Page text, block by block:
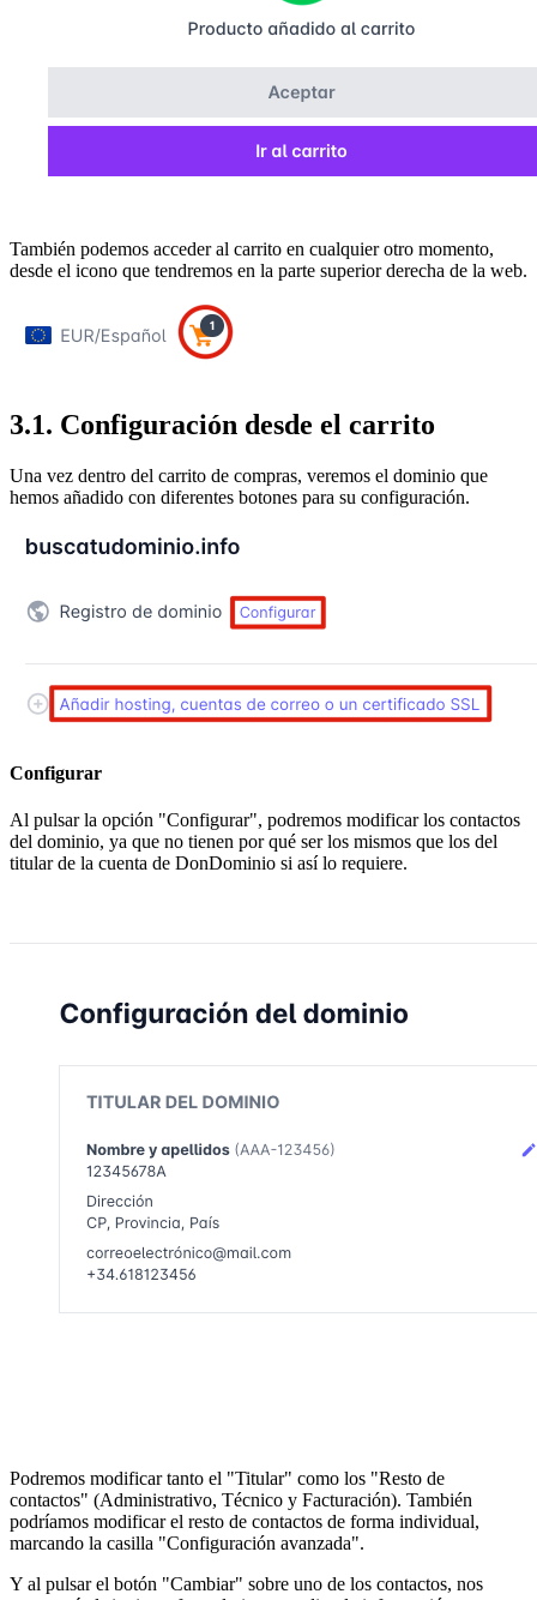
También podemos acceder al carrito en cualquier otro momento,
desde el icono que tendremos en la parte superior derecha de la web.
3.1. Configuración desde el carrito
Una vez dentro del carrito de compras, veremos el dominio que
hemos añadido con diferentes botones para su configuración.
Configurar
Al pulsar la opción "Configurar", podremos modificar los contactos
del dominio, ya que no tienen por qué ser los mismos que los del
titular de la cuenta de DonDominio si así lo requiere.
Podremos modificar tanto el "Titular" como los "Resto de
contactos" (Administrativo, Técnico y Facturación). También
podríamos modificar el resto de contactos de forma individual,
marcando la casilla "Configuración avanzada".
Y al pulsar el botón "Cambiar" sobre uno de los contactos, nos